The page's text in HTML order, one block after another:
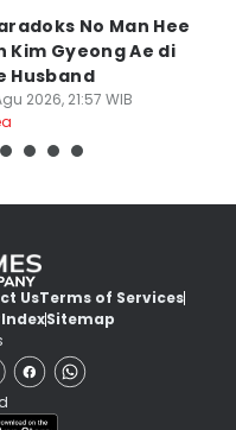
No Man Hee
Kim Gyeong Ae di
Husband
2026, 21:57 WIB
UsTerms of Services
IndexSitemap